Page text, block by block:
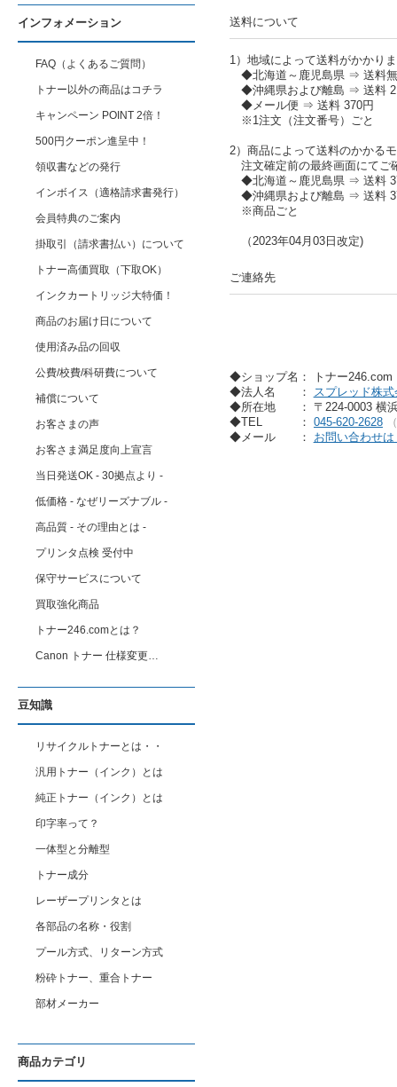
送料について
1）地域によって送料がかかり
◆北海道～鹿児島県 ⇒ 送料
◆沖縄県および離島 ⇒ 送料
◆メール便 ⇒ 送料 370円
※1注文（注文番号）ごと
2）商品によって送料のかかる
注文確定前の最終画面にてご
◆北海道～鹿児島県 ⇒ 送料
◆沖縄県および離島 ⇒ 送料
※商品ごと
（2023年04月03日改定)
ご連絡先
◆ショップ名： トナー
◆法人名
：
スプレッド株式
◆所在地
： 〒224-0003 横
◆TEL
： 045-620-2628
（
◆メール
： お問い合わせ
インフォメーション
FAQ（よくあるご質問）
トナー以外の商品はコチラ
キャンペーン POINT 2倍！
500円クーポン進呈中！
領収書などの発行
インボイス（適格請求書発行）
会員特典のご案内
掛取引（請求書払い）について
トナー高価買取（下取OK）
インクカートリッジ大特価！
商品のお届け日について
使用済み品の回収
公費/校費/科研費について
補償について
お客さまの声
お客さま満足度向上宣言
当日発送OK - 30拠点より -
低価格 - なぜリーズナブル -
高品質 - その理由とは -
プリンタ点検 受付中
保守サービスについて
買取強化商品
トナー246.comとは？
Canon トナー 仕様変更…
豆知識
リサイクルトナーとは・・
汎用トナー（インク）とは
純正トナー（インク）とは
印字率って？
一体型と分離型
トナー成分
レーザープリンタとは
各部品の名称・役割
プール方式、リターン方式
粉砕トナー、重合トナー
部材メーカー
商品カテゴリ